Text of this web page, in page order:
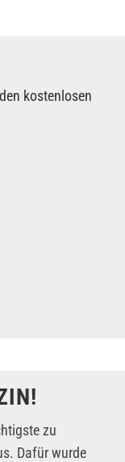
kostenlosen
zu
Dafür wurde